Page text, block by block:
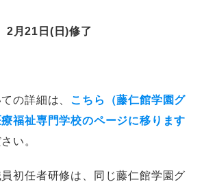
2月21日(日)修了
の詳細は、 こちら（藤仁館学園グ
福祉専門学校のページに移ります
い。
初任者研修は、同じ藤仁館学園グ